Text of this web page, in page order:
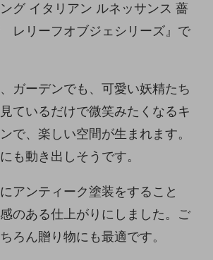
グ イタリアン ルネッサンス 薔
レリーフオブジェシリーズ』で
ガーデンでも、可愛い妖精たち
ているだけで微笑みたくなるキ
で、楽しい空間が生まれます。
も動き出しそうです。
アンティーク塗装をすること
のある仕上がりにしました。ご
ろん贈り物にも最適です。